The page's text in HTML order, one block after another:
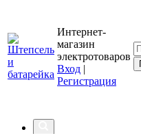
Интернет-
магазин
электротоваров
Вход |
Регистрация